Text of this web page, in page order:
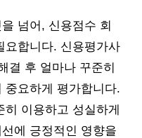
넘어, 신용점수 회
요합니다. 신용평가사
결 후 얼마나 꾸준히
중요하게 평가합니다.
이용하고 성실하게
에 긍정적인 영향을